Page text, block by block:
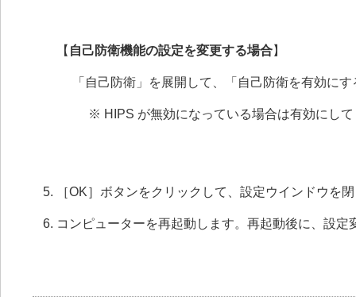
【 自己防衛機能の設定を変更する場合】
「自己防衛」を展開して、「自己防衛を有効に
※ HIPS が無効になっている場合は有効にし
［OK］ボタンをクリックして、設定ウインドウを
コンピューターを再起動します。再起動後に、設定